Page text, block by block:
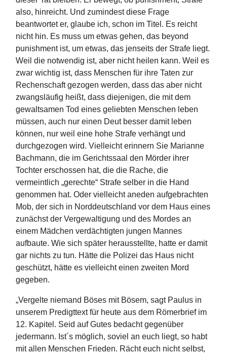
also, hinreicht. Und zumindest diese Frage
beantwortet er, glaube ich, schon im Titel. Es reicht
nicht hin. Es muss um etwas gehen, das beyond
punishment ist, um etwas, das jenseits der Strafe liegt.
Weil die notwendig ist, aber nicht heilen kann. Weil es
zwar wichtig ist, dass Menschen für ihre Taten zur
Rechenschaft gezogen werden, dass das aber nicht
zwangsläufig heißt, dass diejenigen, die mit dem
gewaltsamen Tod eines geliebten Menschen leben
müssen, auch nur einen Deut besser damit leben
können, nur weil eine hohe Strafe verhängt und
durchgezogen wird. Vielleicht erinnern Sie Marianne
Bachmann, die im Gerichtssaal den Mörder ihrer
Tochter erschossen hat, die die Rache, die
vermeintlich „gerechte“ Strafe selber in die Hand
genommen hat. Oder vielleicht aneden aufgebrachten
Mob, der sich in Norddeutschland vor dem Haus eines
zunächst der Vergewaltigung und des Mordes an
einem Mädchen verdächtigten jungen Mannes
aufbaute. Wie sich später herausstellte, hatte er damit
gar nichts zu tun. Hätte die Polizei das Haus nicht
geschützt, hätte es vielleicht einen zweiten Mord
gegeben.
„Vergelte niemand Böses mit Bösem, sagt Paulus in
unserem Predigttext für heute aus dem Römerbrief im
12. Kapitel. Seid auf Gutes bedacht gegenüber
jedermann. Ist´s möglich, soviel an euch liegt, so habt
mit allen Menschen Frieden. Rächt euch nicht selbst,